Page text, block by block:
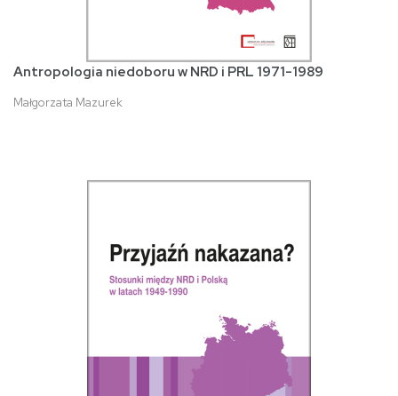
Antropologia niedoboru w NRD i PRL 1971-1989
Małgorzata Mazurek